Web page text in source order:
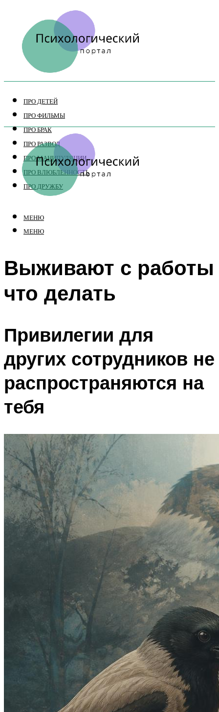
ПРО ДЕТЕЙ
ПРО ФИЛЬМЫ
ПРО БРАК
ПРО РАЗВОД
ПРО МАНИПУЛЯЦИИ
ПРО ВЛЮБЛЕННОСТЬ
ПРО ДРУЖБУ
МЕНЮ
МЕНЮ
Выживают с работы
что делать
Привилегии для
других сотрудников не
распространяются на
тебя